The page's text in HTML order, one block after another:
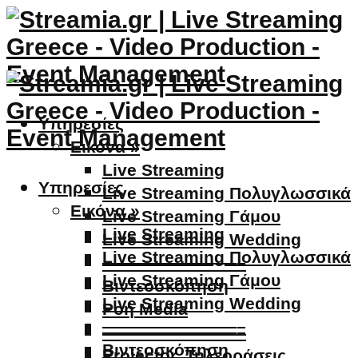
Υπηρεσίες
Εικόνα »
Live Streaming
Live Streaming Πολυγλωσσικά
Live Streaming Γάμου
Live Streaming Wedding
————————–
Βιντεοσκόπηση
Ροή Media
————————–
Υπηρεσίες
Εικόνα »
Live Streaming
Live Streaming Πολυγλωσσικά
Live Streaming Γάμου
Live Streaming Wedding
————————–
Βιντεοσκόπηση